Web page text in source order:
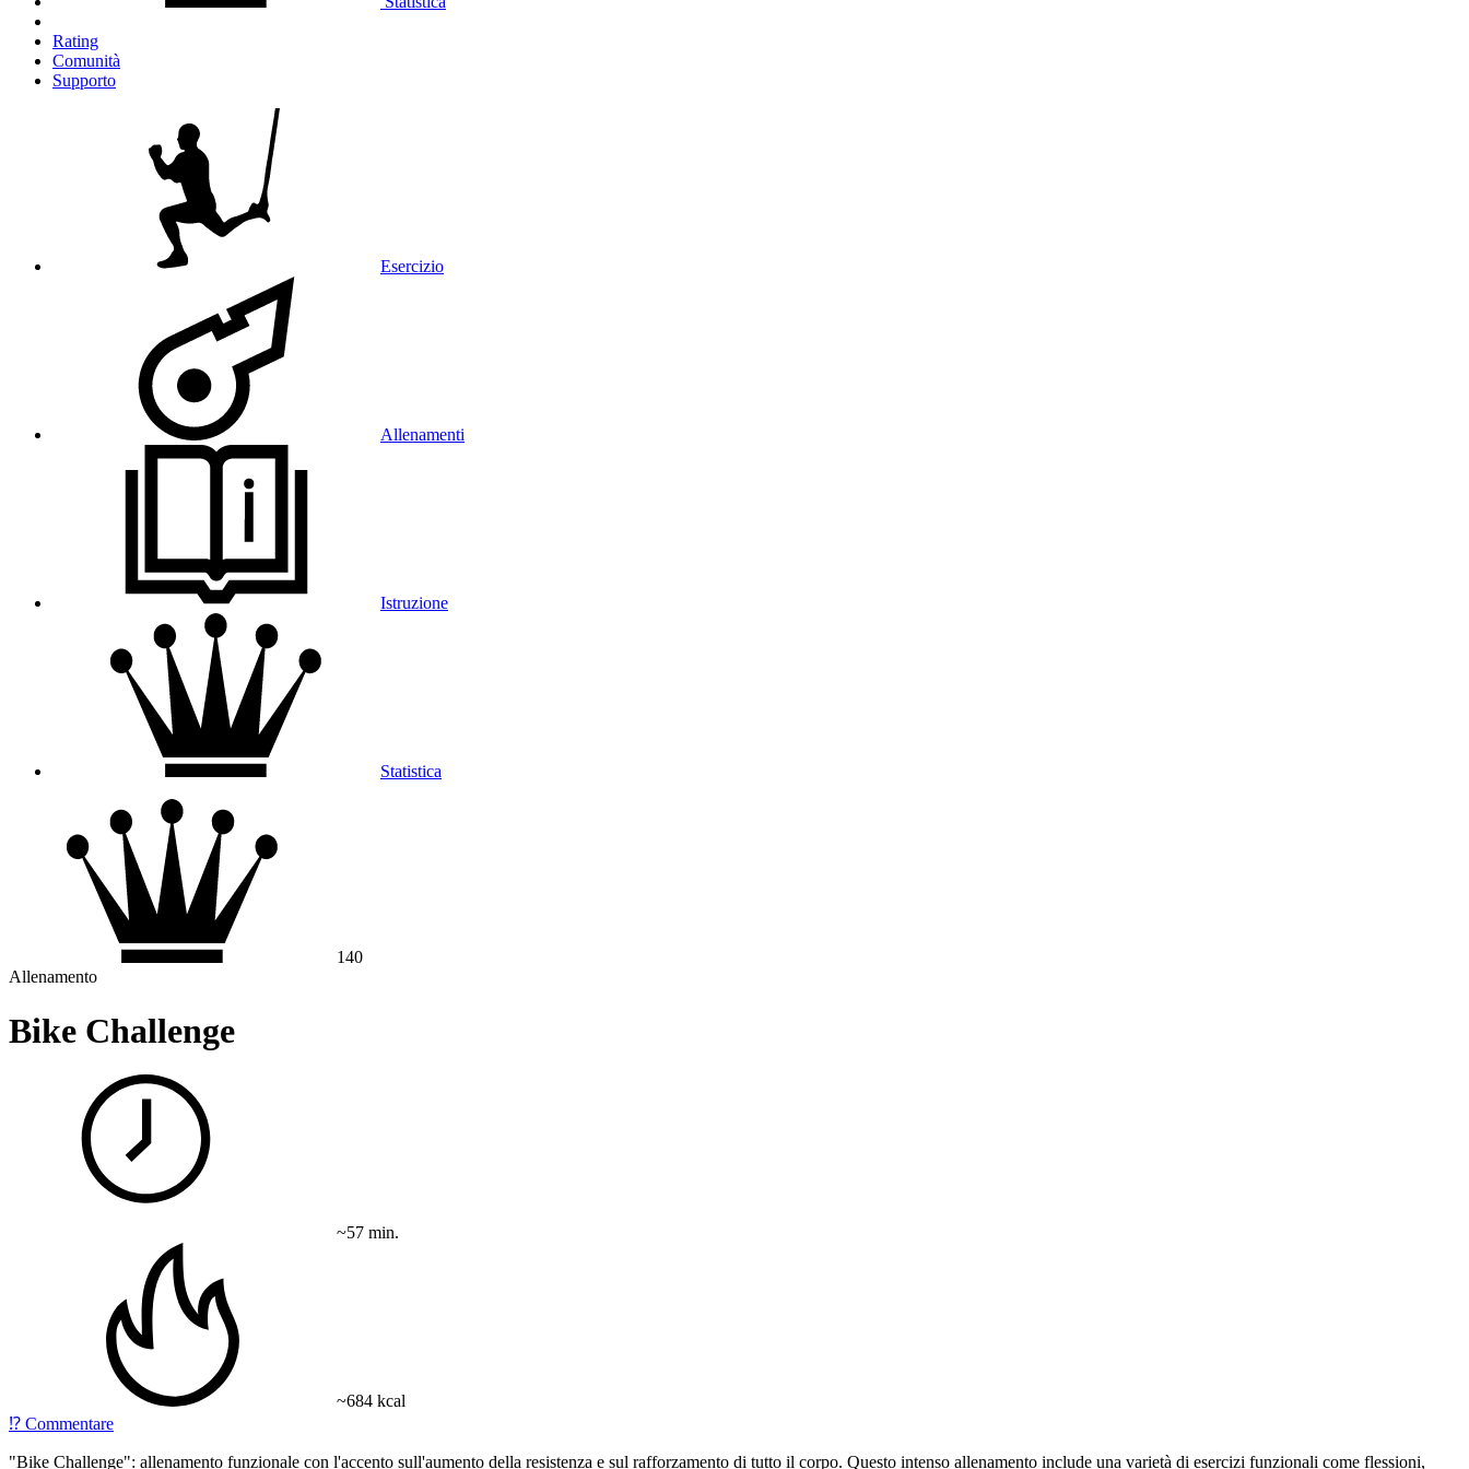
Rating
Comunità
Supporto
Esercizio
Allenamenti
Istruzione
Statistica
140
Allenamento
Bike Challenge
~57 min.
~684 kcal
⁉️ Commentare
"Bike Challenge": allenamento funzionale con l'accento sull'aumento della resistenza e sul rafforzamento di tutto il corpo. Questo intenso allenamento include una varietà di esercizi funzionali come flessioni,